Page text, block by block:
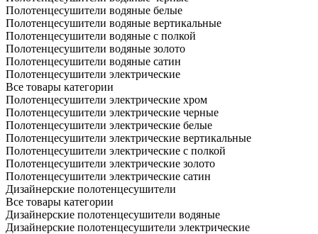
Полотенцесушители водяные белые
Полотенцесушители водяные вертикальные
Полотенцесушители водяные с полкой
Полотенцесушители водяные золото
Полотенцесушители водяные сатин
Полотенцесушители электрические
Все товары категории
Полотенцесушители электрические хром
Полотенцесушители электрические черные
Полотенцесушители электрические белые
Полотенцесушители электрические вертикальные
Полотенцесушители электрические с полкой
Полотенцесушители электрические золото
Полотенцесушители электрические сатин
Дизайнерские полотенцесушители
Все товары категории
Дизайнерские полотенцесушители водяные
Дизайнерские полотенцесушители электрические